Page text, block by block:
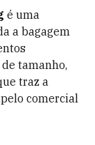
é uma
a bagagem
tamanho,
traz a
comercial